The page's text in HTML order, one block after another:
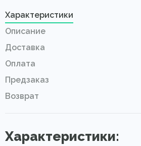
Характеристики
Описание
Доставка
Оплата
Предзаказ
Возврат
Характеристики: